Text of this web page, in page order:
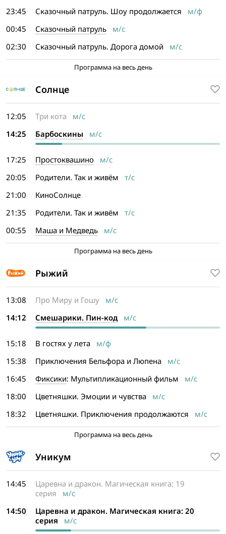
23:45
Сказочный патруль. Шоу продолжается м/ф
00:45
Сказочный патруль м/с
02:30
Сказочный патруль. Дорога домой м/с
Программа на весь день
Солнце
12:05 Три кота м/с
14:25
Барбоскины м/с
17:25 Простоквашино м/с
20:05
Родители. Так и живём т/с
21:00
КиноСолнце
21:35
Родители. Так и живём т/с
00:55
Маша и Медведь м/с
Программа на весь день
Рыжий
13:08 Про Миру и Гошу м/с
14:12
Смешарики. Пин-кодм/с
15:18 В гостях у лета м/ф
15:38
Приключения Бельфора и Люпена м/с
16:45
Фиксики: Мультипликационный фильм м/с
18:00
Цветняшки. Эмоции и чувства м/с
18:32
Цветняшки. Приключения продолжаются м/с
Программа на весь день
Уникум
14:45
Царевна и дракон. Магическая книга: 19
серия м/с
14:50
Царевна и дракон. Магическая книга: 20
серия м/с